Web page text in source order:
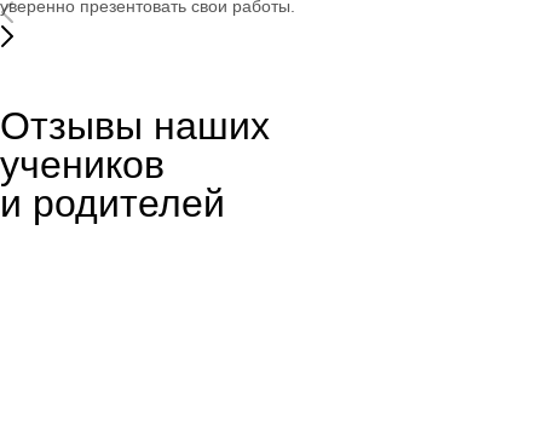
уверенно презентовать свои работы.
Отзывы наших
учеников
и родителей